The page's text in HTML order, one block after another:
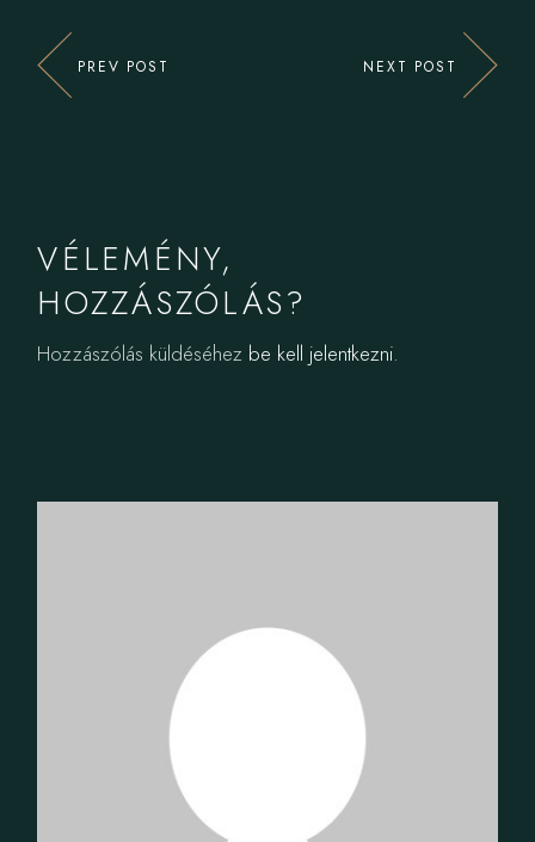
PREV POST NEXT POST
VÉLEMÉNY,
HOZZÁSZÓLÁS?
Hozzászólás küldéséhez be kell jelentkezni.